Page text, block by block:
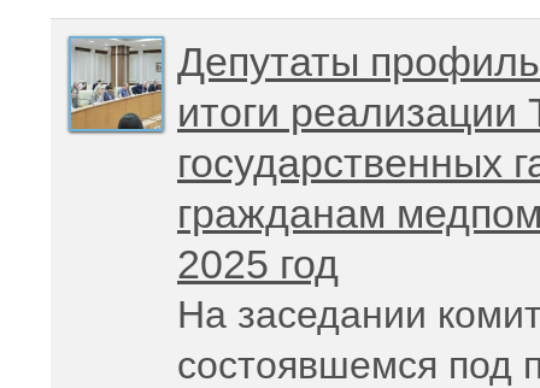
Депутаты
итоги
государственных
гражданам
2025 год
На заседании
состоявшемся под